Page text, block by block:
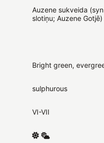
Auzene sukveida
slotiņu; Auzene Gotjē)
Bright green,
sulphurous
VI-VII